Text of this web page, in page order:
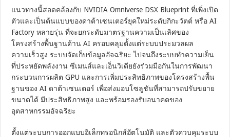
แนวทางนี้สอดคล้องกับ NVIDIA Omniverse DSX Blueprint ที่เพิ่งเปิด
ตัวและเป็นต้นแบบของดาต้าเซนเตอร์ยุคใหม่ระดับกิกะวัตต์ หรือ AI
Factory หลายรุ่น ที่จะยกระดับมาตรฐานความเป็นเลิศของ
โครงสร้างพื้นฐานด้าน AI ครอบคลุมตั้งแต่ระบบประมวลผล
ความเร็วสูง ระบบจัดเก็บข้อมูลอัจฉริยะ ไปจนถึงระบบทำความเย็น
ที่ประหยัดพลังงาน ซีเมนส์และเอ็นวิเดียยังร่วมมือกันในการพัฒนา
กระบวนการผลิต GPU และการเพิ่มประสิทธิภาพของโครงสร้างพื้น
ฐานของ AI ดาต้าเซนเตอร์ เพื่อส่งมอบโซลูชันที่สามารถปรับขยาย
ขนาดได้ มีประสิทธิภาพสูง และพร้อมรองรับอนาคตของ
อุตสาหกรรมอัจฉริยะ
ตั้งแต่ระบบการออกแบบอิเล็กทรอนิกส์อัตโนมัติ และตัวควบคุมระบบ